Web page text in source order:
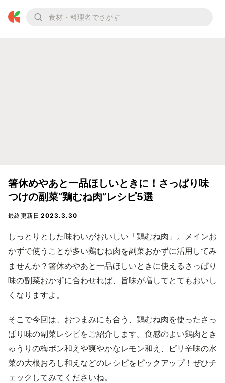
箸休めやあと一品ほしいときに！さっぱり味
つけの副菜“鶏むね肉”レシピ5選
最終更新日2023.3.30
しっとりとした味わいがおいしい「鶏むね肉」。メインお
かずで使うことが多い鶏むね肉を副菜おかずに活用してみ
ませんか？箸休めやあと一品ほしいときに使えるさっぱり
味の副菜おかずに合わせれば、旨味が増してとてもおいし
くなりますよ。
そこで今回は、おつまみにも合う、鶏むね肉を使ったさっ
ぱり味の副菜レシピをご紹介します。食感のよい鶏肉とき
ゅうりの梅ポン和えや爽やかなレモン和え、ピリ辛味の水
菜の大根おろし和えなどのレシピをピックアップ！ぜひチ
ェックしてみてくださいね。